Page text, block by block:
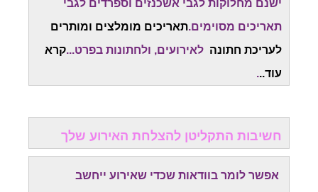
ישנם מחלוקות לגבי אשכנזים וספרדים לגבי
תאריכים מסוימים.תאריכים מומלצים ומותרים
לעריכת חתונה לאירועים, ולחתונות בפרט...קרא
עוד...
חשיבות התקליטן להצלחת האירוע שלך
אפשר לומר בוודאות שכדי שאירוע ייחשב